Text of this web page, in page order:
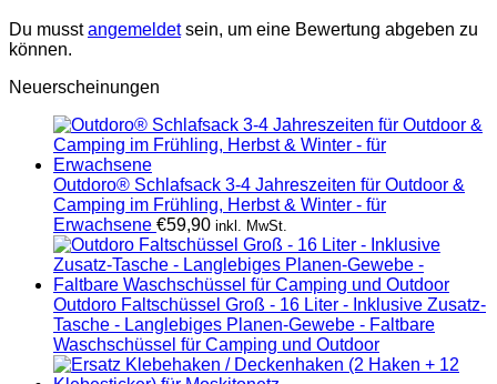
Du musstangemeldetsein, um eine Bewertung abgeben zu
können.
Neuerscheinungen
Outdoro® Schlafsack 3-4 Jahreszeiten für Outdoor &
Camping im Frühling, Herbst & Winter - für
Erwachsene €59,90 inkl. MwSt.
Outdoro Faltschüssel Groß - 16 Liter - Inklusive Zusatz-
Tasche - Langlebiges Planen-Gewebe - Faltbare
Waschschüssel für Camping und Outdoor